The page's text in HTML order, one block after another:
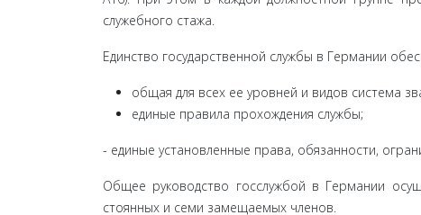
служебного стажа.
Единство государственной службы в Германии
общая для всех ее уровней и видов система
единые правила прохождения службы;
- единые установленные права, обязанности,
Общее руководство госслужбой в Германии
стоянных и семи замещаемых членов.